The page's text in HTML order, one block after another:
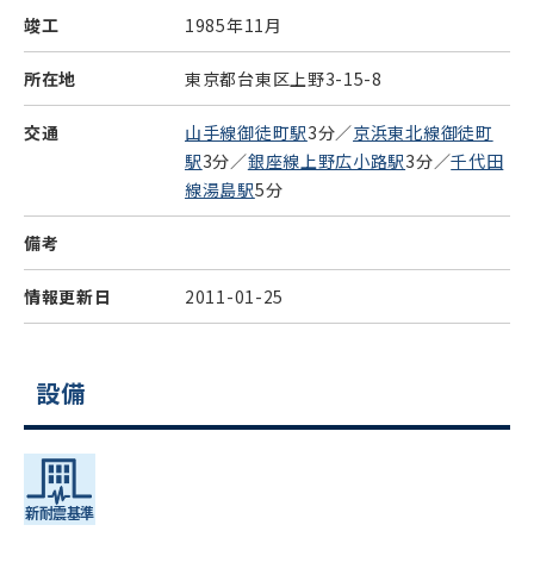
竣工 1985年11月
所在地 東京都台東区上野3-15-8
交通 山手線御徒町駅3分／京浜東北線御徒町
駅3分／銀座線上野広小路駅3分／千代田
線湯島駅5分
備考
情報更新日 2011-01-25
設備